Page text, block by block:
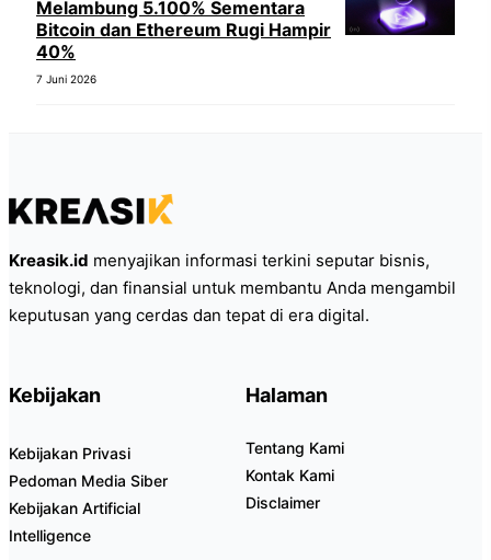
Melambung 5.100% Sementara
Bitcoin dan Ethereum Rugi Hampir
40%
7 Juni 2026
Kreasik.id menyajikan informasi terkini seputar bisnis,
teknologi, dan finansial untuk membantu Anda mengambil
keputusan yang cerdas dan tepat di era digital.
Kebijakan
Kebijakan Privasi
Pedoman Media Siber
Kebijakan Artificial
Intelligence
Halaman
Tentang Kami
Kontak Kami
Disclaimer